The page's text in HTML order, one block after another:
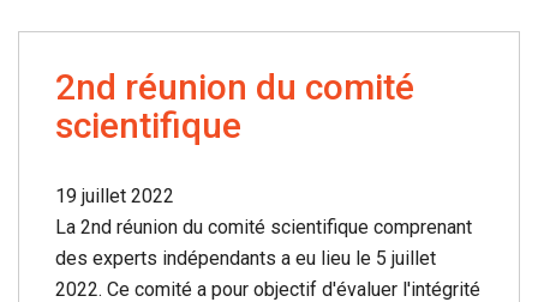
2nd réunion du comité
scientifique
19 juillet 2022
La 2nd réunion du comité scientifique comprenant
des experts indépendants a eu lieu le 5 juillet
2022. Ce comité a pour objectif d'évaluer l'intégrité